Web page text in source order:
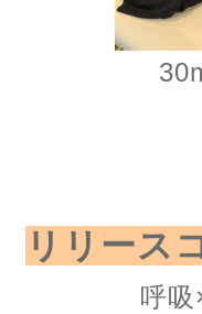
リリース
呼